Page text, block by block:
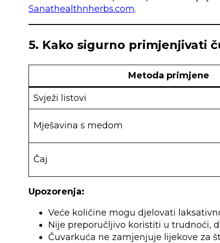
Sanathealthnherbs.com.
5. Kako sigurno primjenjivati
Metoda primjene
Svježi listovi
Mješavina s medom
Čaj
Upozorenja:
Veće količine mogu djelovati
Nije preporučljivo koristiti u trudnoći,
Čuvarkuća ne zamjenjuje lijekove za